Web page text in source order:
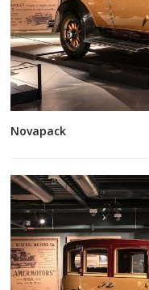
Novapack